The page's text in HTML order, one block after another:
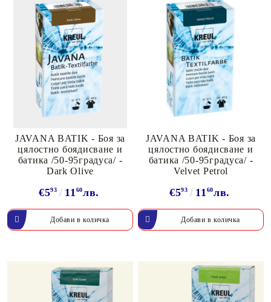
JAVANA BATIK - Боя за
цялостно боядисване и
батика /50-95градуса/ -
Dark Olive
€593 11 60лв.
JAVANA BATIK - Боя за
цялостно боядисване и
батика /50-95градуса/ -
Velvet Petrol
€593 11 60лв.